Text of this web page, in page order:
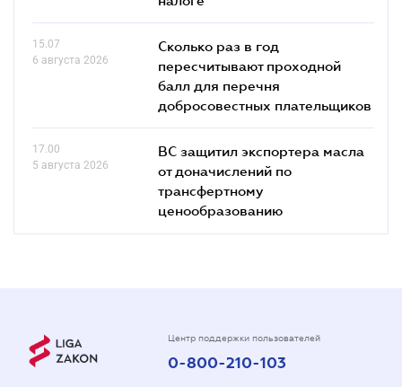
15.07
6 августа 2026
Сколько раз в год
пересчитывают проходной
балл для перечня
добросовестных плательщиков
17.00
5 августа 2026
ВС защитил экспортера масла
от доначислений по
трансфертному
ценообразованию
Центр поддержки пользователей
0-800-210-103